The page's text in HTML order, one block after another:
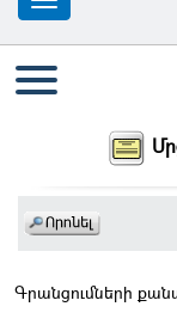
Գրանցումների